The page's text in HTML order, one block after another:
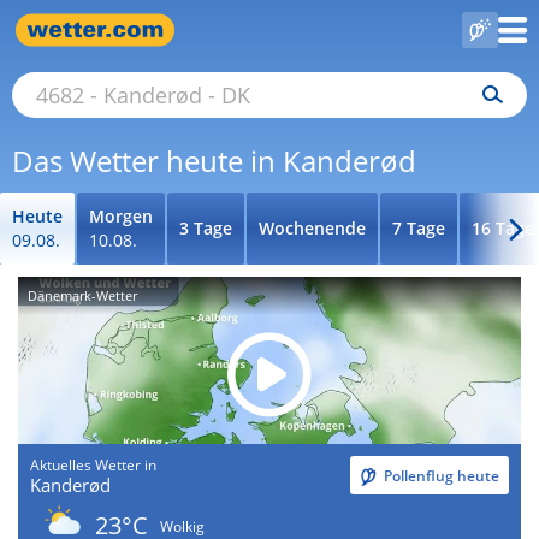
Das Wetter heute in Kanderød
Heute
09.08.
Morgen
10.08.
3 Tage Wochenende 7 Tage 16 Tage
Dänemark-Wetter
Aktuelles Wetter in
Kanderød Pollenflug heute
23°C
Wolkig